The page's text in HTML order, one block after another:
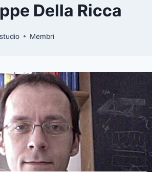
Della Ricca
Membri